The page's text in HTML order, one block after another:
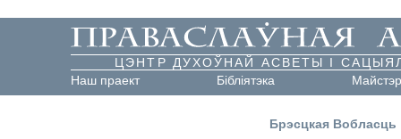
ЦЭНТР ДУХОЎНАЙ АСВЕТЫ І
Наш праект
Бібліятэка
Брэсцкая Вобласць